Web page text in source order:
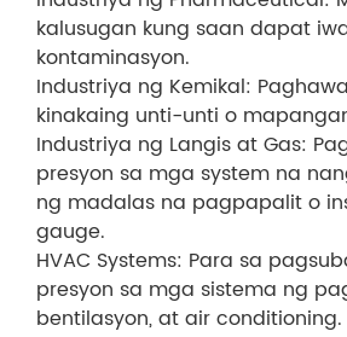
kalusugan kung saan dapat
kontaminasyon.
Industriya ng Kemikal:
kinakaing unti-unti o
Industriya ng Langis at Gas:
presyon sa mga system na
ng madalas na pagpapalit o
gauge.
HVAC Systems: Para sa
presyon sa mga sistema ng
bentilasyon, at air conditioning.